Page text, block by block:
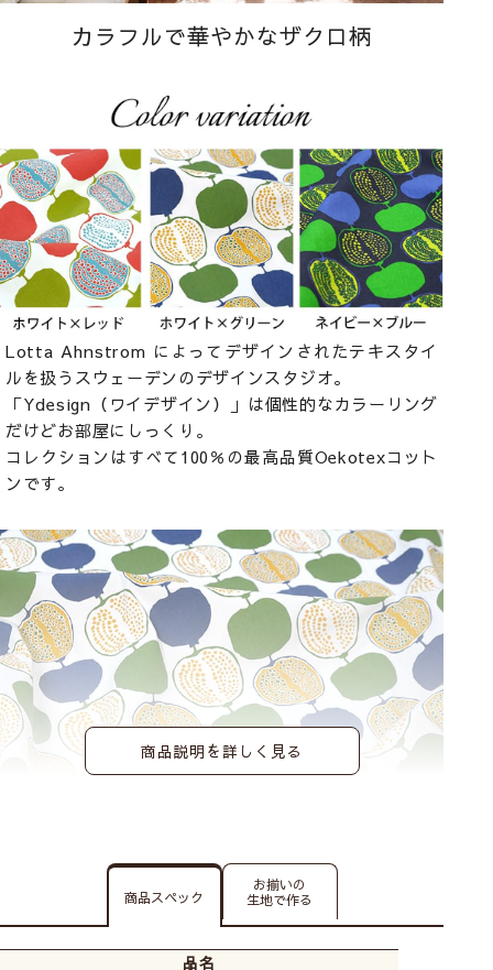
カラフルで華やかなザクロ柄
Lotta Ahnstrom によってデザインされたテキスタイ
ルを扱うスウェーデンのデザインスタジオ。
「Ydesign（ワイデザイン）」は個性的なカラーリング
だけどお部屋にしっくり。
コレクションはすべて100％の最高品質Oekotexコット
ンです。
商品説明を詳しく見る
商品スペック
お揃いの
生地で作る
品名